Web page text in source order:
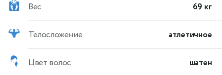
Вес 69 кг
Телосложение атлетичное
Цвет волос шатен